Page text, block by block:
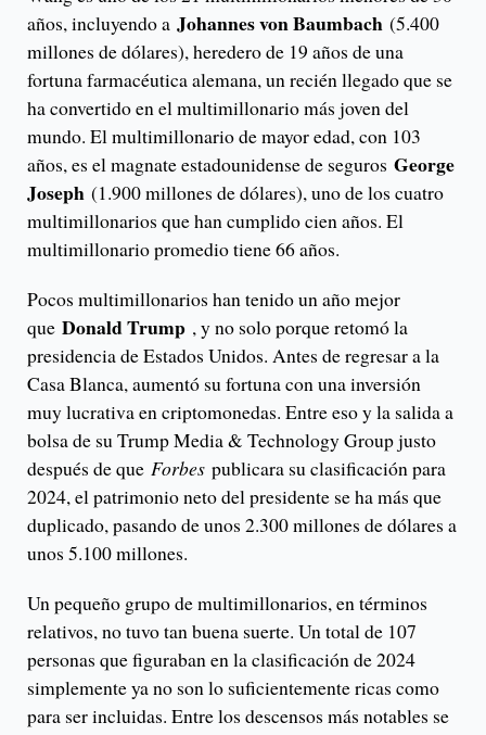
años, incluyendo a Johannes von Baumbach (5.400
millones de dólares), heredero de 19 años de una
fortuna farmacéutica alemana, un recién llegado que se
ha convertido en el multimillonario más joven del
mundo. El multimillonario de mayor edad, con 103
años, es el magnate estadounidense de seguros George
Joseph (1.900 millones de dólares), uno de los cuatro
multimillonarios que han cumplido cien años. El
multimillonario promedio tiene 66 años.
Pocos multimillonarios han tenido un año mejor
que Donald Trump , y no solo porque retomó la
presidencia de Estados Unidos. Antes de regresar a la
Casa Blanca, aumentó su fortuna con una inversión
muy lucrativa en criptomonedas. Entre eso y la salida a
bolsa de su Trump Media & Technology Group justo
después de que Forbes publicara su clasificación para
2024, el patrimonio neto del presidente se ha más que
duplicado, pasando de unos 2.300 millones de dólares a
unos 5.100 millones.
Un pequeño grupo de multimillonarios, en términos
relativos, no tuvo tan buena suerte. Un total de 107
personas que figuraban en la clasificación de 2024
simplemente ya no son lo suficientemente ricas como
para ser incluidas. Entre los descensos más notables se